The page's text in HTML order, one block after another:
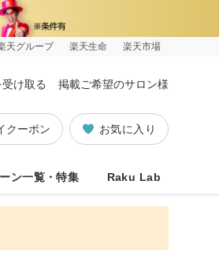
天グループ 楽天生命 楽天市場
け取る 掲載ご希望のサロン様
お気に入り
クーポン
ン一覧・特集 Raku Lab